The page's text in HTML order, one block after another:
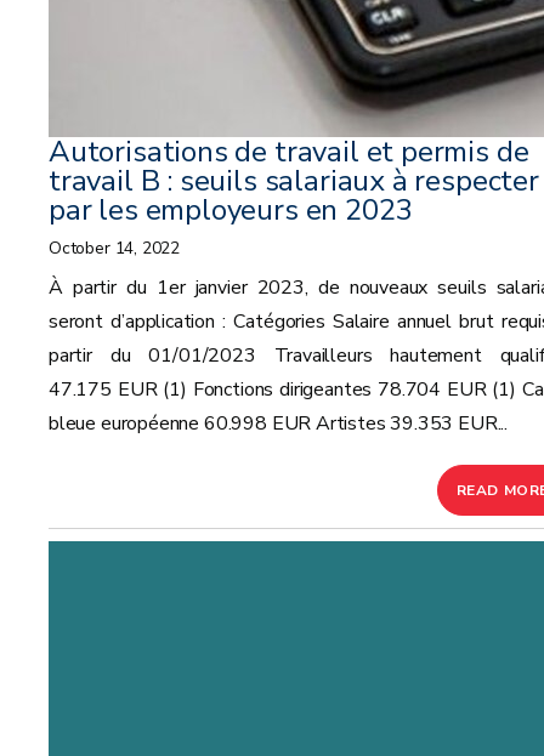
Autorisations de travail et permis de
travail B : seuils salariaux à respecter
par les employeurs en 2023
October 14, 2022
À partir du 1er janvier 2023, de nouveaux seuils
seront d’application : Catégories Salaire annuel brut
partir du 01/01/2023 Travailleurs hautement
47.175 EUR (1) Fonctions dirigeantes 78.704 EUR (1)
bleue européenne 60.998 EUR Artistes 39.353 EUR...
READ